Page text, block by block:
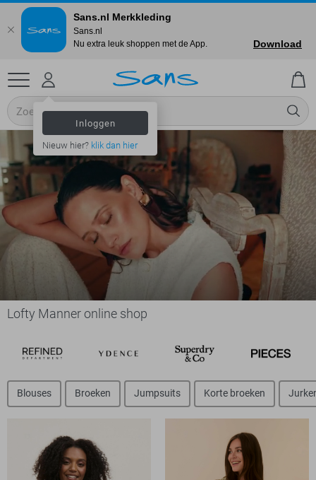
Inloggen
Nieuw hier? klik dan hier
Lofty Manner online shop
Blouses Broeken Jumpsuits Korte broeken
Sans.nl Merkkleding
Sans.nl
Nu extra leuk shoppen met de App.
Download